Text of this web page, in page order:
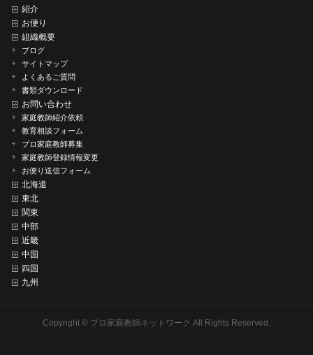
紹介
お便り
組織概要
ブログ
サイトマップ
よくあるご質問
書類ダウンロード
お問い合わせ
家庭教師紹介依頼
教育相談フォーム
プロ家庭教師募集
家庭教師登録情報変更
お便り送信フォーム
北海道
東北
関東
中部
近畿
中国
四国
九州
Copyright © プロ家庭教師ネットワーク All Rights Reserved.